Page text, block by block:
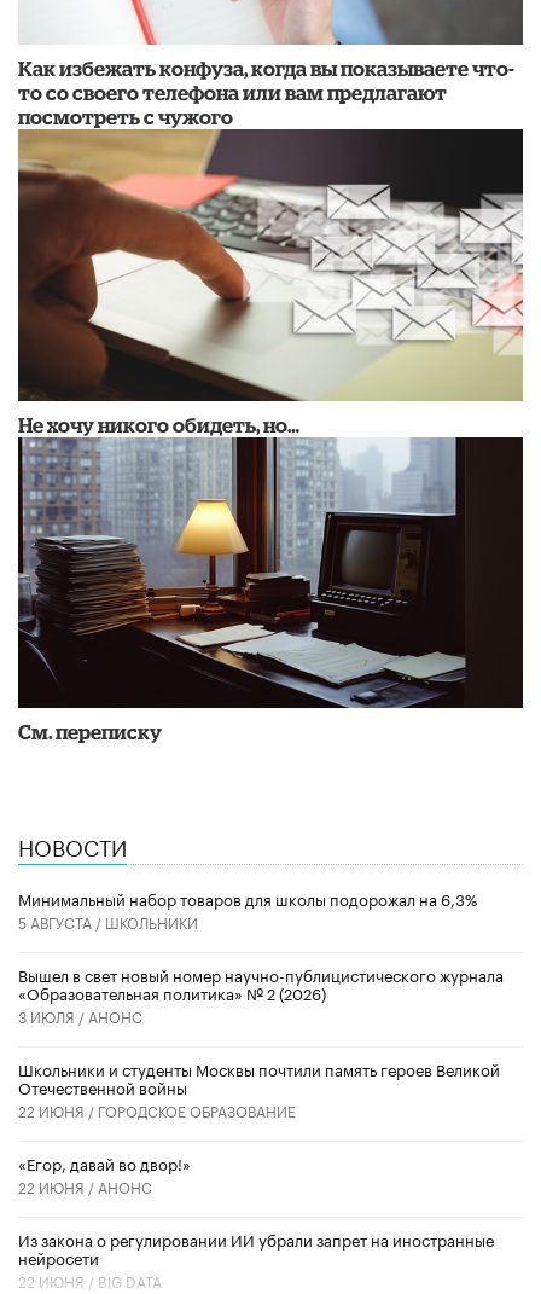
Как избежать конфуза, когда вы показываете что-
то со своего телефона или вам предлагают
посмотреть с чужого
Не хочу никого обидеть, но…
См. переписку
НОВОСТИ
Минимальный набор товаров для школы подорожал на 6,3%
5 АВГУСТА / ШКОЛЬНИКИ
Вышел в свет новый номер научно-публицистического журнала
«Образовательная политика» № 2 (2026)
3 ИЮЛЯ / АНОНС
Школьники и студенты Москвы почтили память героев Великой
Отечественной войны
22 ИЮНЯ / ГОРОДСКОЕ ОБРАЗОВАНИЕ
«Егор, давай во двор!»
22 ИЮНЯ / АНОНС
Из закона о регулировании ИИ убрали запрет на иностранные
нейросети
22 ИЮНЯ / BIG DATA